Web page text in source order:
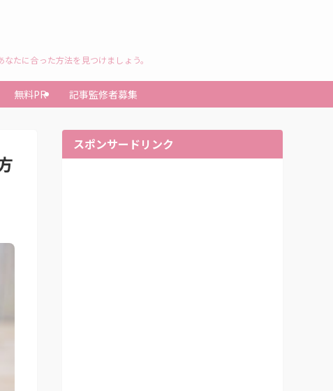
たに合った方法を見つけましょう。
無料PR 記事監修者募集
スポンサードリンク